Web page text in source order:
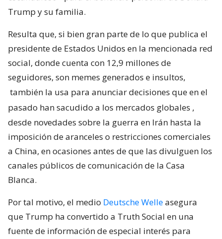
Trump y su familia.
Resulta que, si bien gran parte de lo que publica el
presidente de Estados Unidos en la mencionada red
social, donde cuenta con 12,9 millones de
seguidores, son memes generados e insultos,
también la usa para anunciar decisiones que en el
pasado han sacudido a los mercados globales ,
desde novedades sobre la guerra en Irán hasta la
imposición de aranceles o restricciones comerciales
a China, en ocasiones antes de que las divulguen los
canales públicos de comunicación de la Casa
Blanca.
Por tal motivo, el medio Deutsche Welleasegura
que Trump ha convertido a Truth Social en una
fuente de información de especial interés para